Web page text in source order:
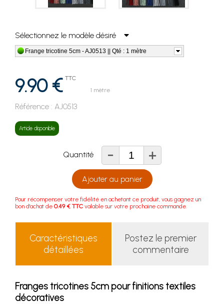
Sélectionnez le modèle désiré
Frange tricotine 5cm - AJ0513 || Qté : 1 mètre
9.90 € TTC
1 mètre
Référence : AJ0513
Article disponible
Quantité - +
Ajouter au panier
Pour récompenser votre fidélité en achetant ce produit, vous gagnez un
bon d'achat de 0.49 € TTC valable sur votre prochaine commande.
Caractéristiques
détaillées
Postez le premier
commentaire
Franges tricotines 5cm pour finitions textiles
décoratives